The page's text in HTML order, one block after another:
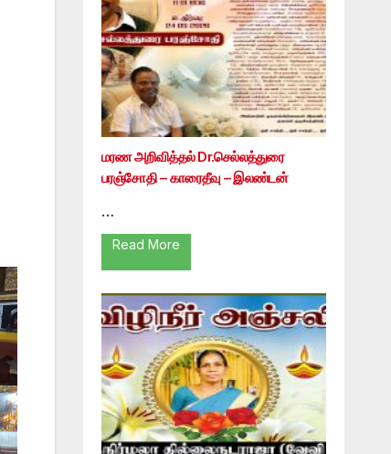
மரண அறிவித்தல் Dr.செல்லத்துரை
பரஞ்சோதி – காரைதீவு – இலண்டன்
…
Read More